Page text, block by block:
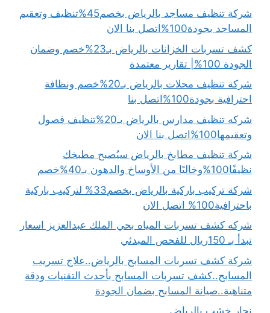
شركة تنظيف مساجد بالرياض بخصم45%تنظيف وتعقيم
المساجد بجودة100%اتصل بنا الان
كشف تسربات الخزانات بالرياض بـ23%خصم وضمان
الجودة 100%| تقارير معتمدة
شركة تنظيف محلات بالرياض بـ20%خصم ونظافة
احترافية بجودة100%اتصل بنا
شركه تنظيف مدارس بالرياض بـ20%تنظيف فصول
وتعقيمها100%اتصل بنا الان
شركة تنظيف مطابخ بالرياض سيُصبح مطبخك
نظيفًا100%وخاليًا من الأوساخ والدهون بـ40%خصم
شركة تركيب باركية بالرياض بخصم33% لتركيب باركية
باحترافية100% اتصل الان
شركه كشف تسربات المياه بحي الملك عبدالعزيز اسعار
تبدأ بـ 150ريال للفحص المبدئي
شركة كشف تسربات المسابح بالرياض..علاج تسريب
المسابح..كشف تسربات المسابح بأحدث التقنيات ودقة
متناهية..صيانة المسابح بضمان الجودة